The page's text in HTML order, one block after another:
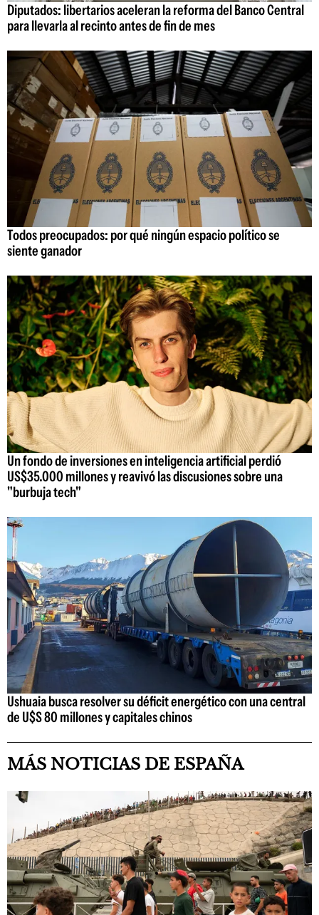
Diputados: libertarios aceleran la reforma del Banco Central
para llevarla al recinto antes de fin de mes
Todos preocupados: por qué ningún espacio político se
siente ganador
Un fondo de inversiones en inteligencia artificial perdió
US$35.000 millones y reavivó las discusiones sobre una
"burbuja tech"
Ushuaia busca resolver su déficit energético con una central
de U$S 80 millones y capitales chinos
MÁS NOTICIAS DE ESPAÑA